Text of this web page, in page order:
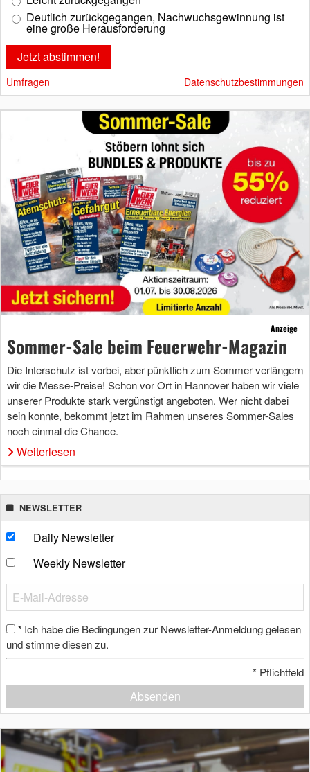
Deutlich zurückgegangen, Nachwuchsgewinnung ist
eine große Herausforderung
Umfragen Datenschutzbestimmungen
Anzeige
Sommer-Sale beim Feuerwehr-Magazin
Die Interschutz ist vorbei, aber pünktlich zum Sommer verlängern
wir die Messe-Preise! Schon vor Ort in Hannover haben wir viele
unserer Produkte stark vergünstigt angeboten. Wer nicht dabei
sein konnte, bekommt jetzt im Rahmen unseres Sommer-Sales
noch einmal die Chance.
Weiterlesen
NEWSLETTER
Daily Newsletter
Weekly Newsletter
* Ich habe die Bedingungen zur Newsletter-Anmeldung gelesen
und stimme diesen zu.
* Pflichtfeld
Absenden